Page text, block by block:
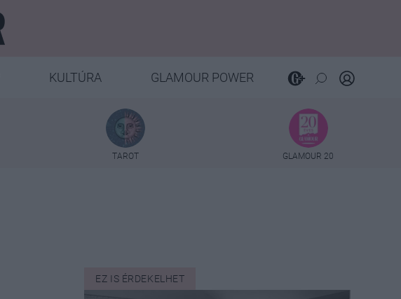
KULTÚRA GLAMOUR POWER
TAROT GLAMOUR 20
EZ IS ÉRDEKELHET